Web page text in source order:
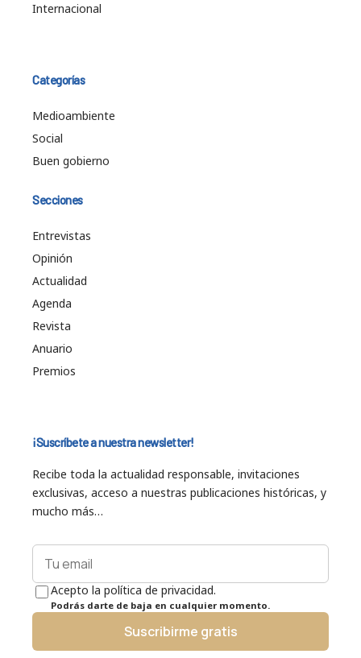
Internacional
Categorías
Medioambiente
Social
Buen gobierno
Secciones
Entrevistas
Opinión
Actualidad
Agenda
Revista
Anuario
Premios
¡Suscríbete a nuestra newsletter!
Recibe toda la actualidad responsable, invitaciones
exclusivas, acceso a nuestras publicaciones históricas, y
mucho más…
Acepto la política de privacidad.
Podrás darte de baja en cualquier momento.
Suscribirme gratis